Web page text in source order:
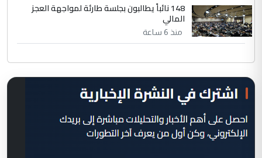
148 نائباً يطالبون بجلسة طارئة لمواجهة العجز
المالي
منذ 6 ساعة